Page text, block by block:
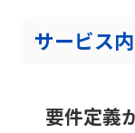
サービス
要件定義